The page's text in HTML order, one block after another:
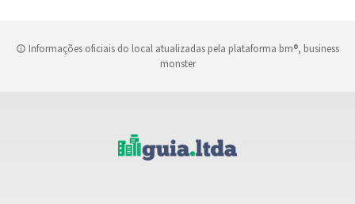
Informações oficiais do local atualizadas pela plataforma bm®, business
monster